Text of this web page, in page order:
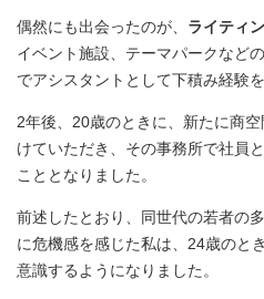
偶然にも出会ったのが、 ライティ
イベント施設、テーマパークなど
でアシスタントとして下積み経験
2年後、20歳のときに、新たに商
けていただき、その事務所で社員
こととなりました。
前述したとおり、同世代の若者の
に危機感を感じた私は、24歳のと
意識するようになりました。